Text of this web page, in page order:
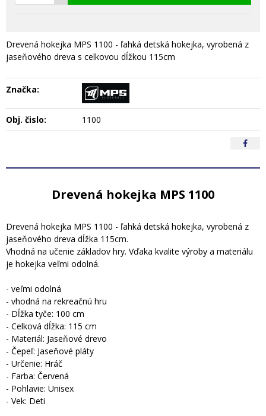
Drevená hokejka MPS 1100 - ľahká detská hokejka, vyrobená z
jaseňového dreva s celkovou dĺžkou 115cm
Značka:
Obj. čislo: 1100
Drevená hokejka MPS 1100
Drevená hokejka MPS 1100 - ľahká detská hokejka, vyrobená z
jaseňového dreva dĺžka 115cm.
Vhodná na učenie základov hry. Vďaka kvalite výroby a materiálu
je hokejka veľmi odolná.
- veľmi odolná
- vhodná na rekreačnú hru
- Dĺžka tyče: 100 cm
- Celková dĺžka: 115 cm
- Materiál: Jaseňové drevo
- Čepeľ: Jaseňové pláty
- Určenie: Hráč
- Farba: Červená
- Pohlavie: Unisex
- Vek: Deti